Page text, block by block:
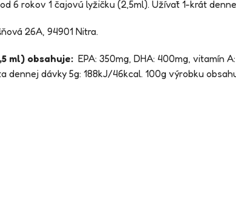
6 rokov 1 čajovú lyžičku (2,5ml). Užívať 1-krát
26A, 94901 Nitra.
ml) obsahuje: EPA: 350mg, DHA: 400mg, vitamín
dennej dávky 5g: 188kJ/46kcal. 100g výrobku